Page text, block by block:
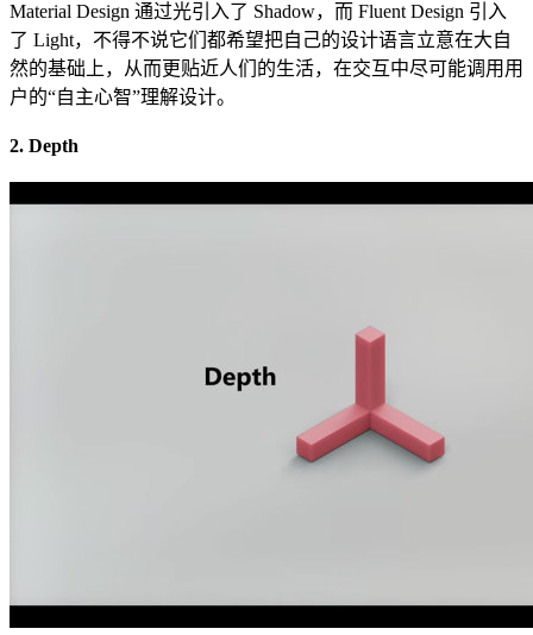
Material Design 通过光引入了 Shadow，而 Fluent Design 引入
了 Light，不得不说它们都希望把自己的设计语言立意在大自
然的基础上，从而更贴近人们的生活，在交互中尽可能调用用
户的“自主心智”理解设计。
2. Depth